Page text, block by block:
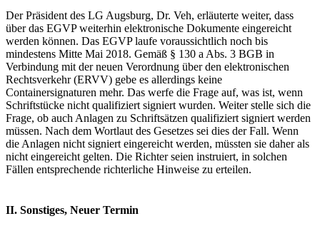
Der Präsident des LG Augsburg, Dr. Veh, erläuterte weiter, dass
über das EGVP weiterhin elektronische Dokumente eingereicht
werden können. Das EGVP laufe voraussichtlich noch bis
mindestens Mitte Mai 2018. Gemäß § 130 a Abs. 3 BGB in
Verbindung mit der neuen Verordnung über den elektronischen
Rechtsverkehr (ERVV) gebe es allerdings keine
Containersignaturen mehr. Das werfe die Frage auf, was ist, wenn
Schriftstücke nicht qualifiziert signiert wurden. Weiter stelle sich die
Frage, ob auch Anlagen zu Schriftsätzen qualifiziert signiert werden
müssen. Nach dem Wortlaut des Gesetzes sei dies der Fall. Wenn
die Anlagen nicht signiert eingereicht werden, müssten sie daher als
nicht eingereicht gelten. Die Richter seien instruiert, in solchen
Fällen entsprechende richterliche Hinweise zu erteilen.
II. Sonstiges, Neuer Termin